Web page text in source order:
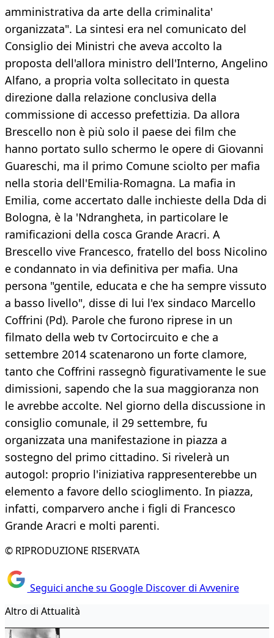
amministrativa da arte della criminalita'
organizzata". La sintesi era nel comunicato del
Consiglio dei Ministri che aveva accolto la
proposta dell'allora ministro dell'Interno, Angelino
Alfano, a propria volta sollecitato in questa
direzione dalla relazione conclusiva della
commissione di accesso prefettizia. Da allora
Brescello non è più solo il paese dei film che
hanno portato sullo schermo le opere di Giovanni
Guareschi, ma il primo Comune sciolto per mafia
nella storia dell'Emilia-Romagna. La mafia in
Emilia, come accertato dalle inchieste della Dda di
Bologna, è la 'Ndrangheta, in particolare le
ramificazioni della cosca Grande Aracri. A
Brescello vive Francesco, fratello del boss Nicolino
e condannato in via definitiva per mafia. Una
persona "gentile, educata e che ha sempre vissuto
a basso livello", disse di lui l'ex sindaco Marcello
Coffrini (Pd). Parole che furono riprese in un
filmato della web tv Cortocircuito e che a
settembre 2014 scatenarono un forte clamore,
tanto che Coffrini rassegnò figurativamente le sue
dimissioni, sapendo che la sua maggioranza non
le avrebbe accolte. Nel giorno della discussione in
consiglio comunale, il 29 settembre, fu
organizzata una manifestazione in piazza a
sostegno del primo cittadino. Si rivelerà un
autogol: proprio l'iniziativa rappresenterebbe un
elemento a favore dello scioglimento. In piazza,
infatti, comparvero anche i figli di Francesco
Grande Aracri e molti parenti.
© RIPRODUZIONE RISERVATA
Seguici anche su Google Discover di Avvenire
Altro di Attualità